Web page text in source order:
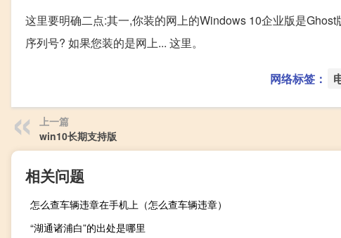
这里要明确二点:其一,你装的网上的Windows 10企业版是
序列号? 如果您装的是网上... 这里。
网络标签：
上一篇
win10长期支持版
相关问题
怎么查车辆违章在手机上（怎么查车辆违章）
“湖通诸浦白”的出处是哪里